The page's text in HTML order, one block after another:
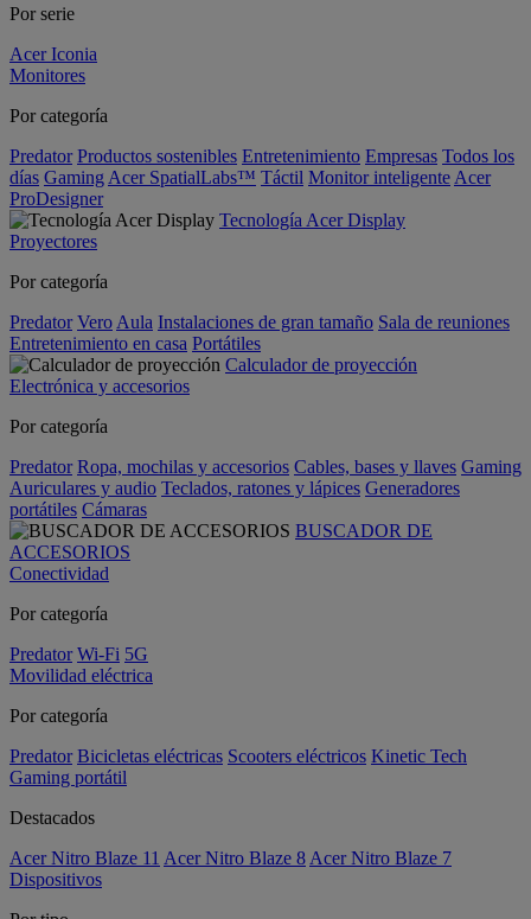
Por serie
Acer Iconia
Monitores
Por categoría
Predator Productos sostenibles Entretenimiento Empresas Todos los
días Gaming Acer SpatialLabs™ Táctil Monitor inteligente Acer
ProDesigner
Tecnología Acer Display
Proyectores
Por categoría
Predator Vero Aula Instalaciones de gran tamaño Sala de reuniones
Entretenimiento en casa Portátiles
Calculador de proyección
Electrónica y accesorios
Por categoría
Predator Ropa, mochilas y accesorios Cables, bases y llaves Gaming
Auriculares y audio Teclados, ratones y lápices Generadores
portátiles Cámaras
BUSCADOR DE
ACCESORIOS
Conectividad
Por categoría
Predator Wi-Fi 5G
Movilidad eléctrica
Por categoría
Predator Bicicletas eléctricas Scooters eléctricos Kinetic Tech
Gaming portátil
Destacados
Acer Nitro Blaze 11 Acer Nitro Blaze 8 Acer Nitro Blaze 7
Dispositivos